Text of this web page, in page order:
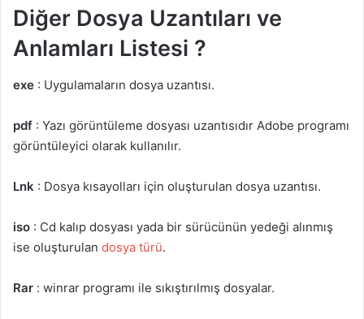
Diğer Dosya Uzantıları ve
Anlamları Listesi ?
exe : Uygulamaların dosya uzantısı.
pdf : Yazı görüntüleme dosyası uzantısıdır Adobe programı
görüntüleyici olarak kullanılır.
Lnk : Dosya kısayolları için oluşturulan dosya uzantısı.
iso : Cd kalıp dosyası yada bir sürücünün yedeği alınmış
ise oluşturulan dosya türü.
Rar : winrar programı ile sıkıştırılmış dosyalar.